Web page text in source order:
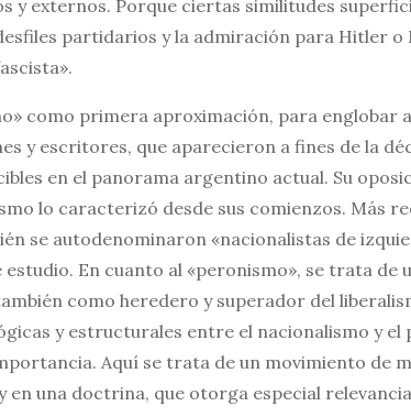
y externos. Porque ciertas similitudes
partidarios y la admiración para Hitler o
como primera aproximación, para
y escritores, que aparecieron a fines de la
en el panorama argentino actual. Su
lo caracterizó desde sus comienzos. Más
se autodenominaron «nacionalistas de
En cuanto al «peronismo», se trata de
como heredero y superador del
y estructurales entre el nacionalismo y el
Aquí se trata de un movimiento de
una doctrina, que otorga especial